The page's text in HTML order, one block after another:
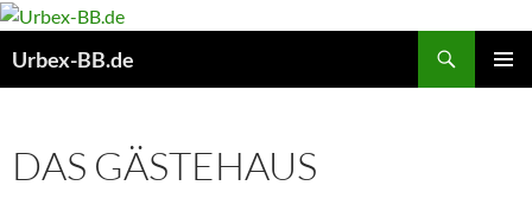
Urbex-BB.de
DAS GÄSTEHAUS